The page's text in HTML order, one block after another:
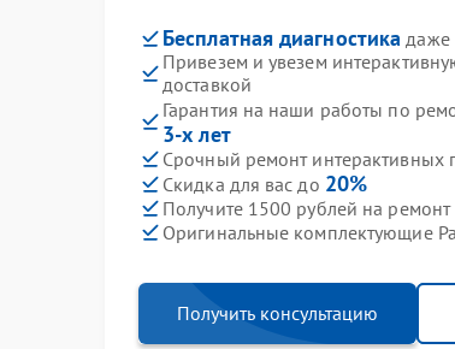
Бесплатная диагностика даже
Привезем и увезем
доставкой
Гарантия на наши работы по
3-х лет
Срочный ремонт интерактивных
Скидка для вас до 20%
Получите 1500 рублей на ремонт
Оригинальные комплектующие
Получить консультацию